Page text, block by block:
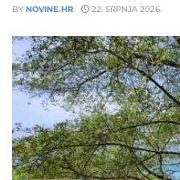
BY NOVINE.HR 22. SRPNJA 2026.